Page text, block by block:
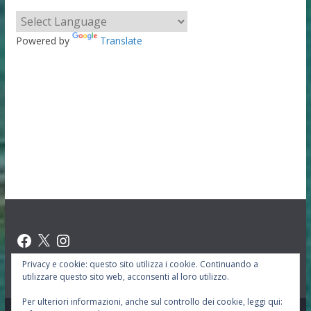
Powered by Translate
Facebook
X Instagram
Privacy e cookie: questo sito utilizza i cookie. Continuando a
utilizzare questo sito web, acconsenti al loro utilizzo.
Per ulteriori informazioni, anche sul controllo dei cookie, leggi qui: